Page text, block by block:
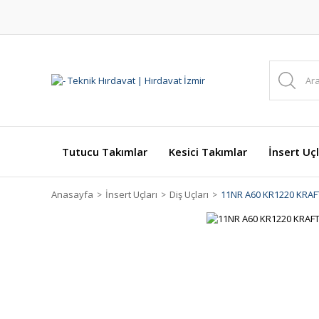
Tutucu Takımlar Kesici Takımlar İnsert
Anasayfa İnsert Uçları Diş Uçları 11NR A60 KR1220